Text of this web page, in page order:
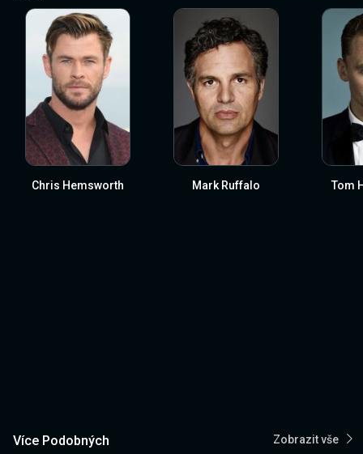
Chris Hemsworth Mark Ruffalo Tom
Více Podobných Zobrazit vše